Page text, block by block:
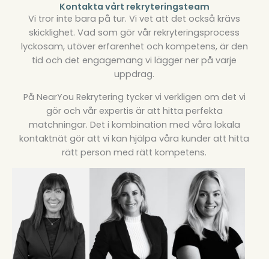
Kontakta vårt rekryteringsteam
Vi tror inte bara på tur. Vi vet att det också krävs
skicklighet. Vad som gör vår rekryteringsprocess
lyckosam, utöver erfarenhet och kompetens, är den
tid och det engagemang vi lägger ner på varje
uppdrag.
På NearYou Rekrytering tycker vi verkligen om det vi
gör och vår expertis är att hitta perfekta
matchningar. Det i kombination med våra lokala
kontaktnät gör att vi kan hjälpa våra kunder att hitta
rätt person med rätt kompetens.